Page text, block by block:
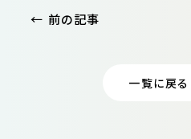
投
← 前の記事
一覧に戻る